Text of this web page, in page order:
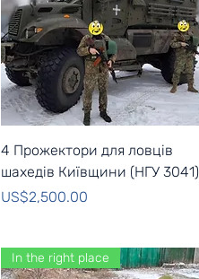
Quick View
4 Прожектори для ловців
шахедів Київщини (НГУ 3041)
Price
US$2,500.00
In the right place